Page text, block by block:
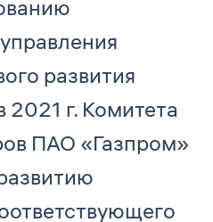
развития
2021 г. Комитета
ПАО «Газпром»